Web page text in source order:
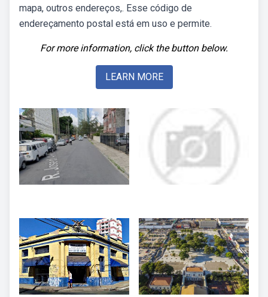
mapa, outros endereços,. Esse código de
endereçamento postal está em uso e permite.
For more information, click the button below.
LEARN MORE